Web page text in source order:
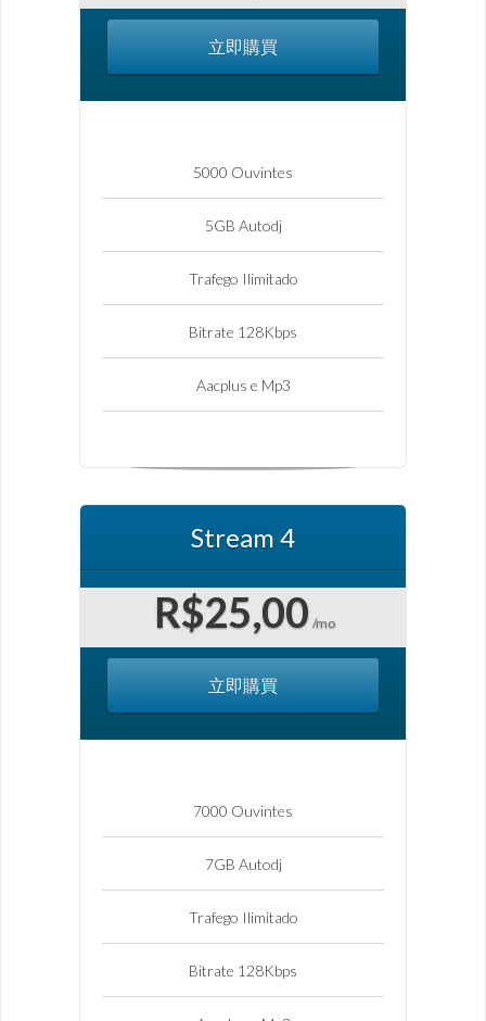
立即購買
5000 Ouvintes
5GB Autodj
Trafego Ilimitado
Bitrate 128Kbps
Aacplus e Mp3
Stream 4
R$25,00 /mo
立即購買
7000 Ouvintes
7GB Autodj
Trafego Ilimitado
Bitrate 128Kbps